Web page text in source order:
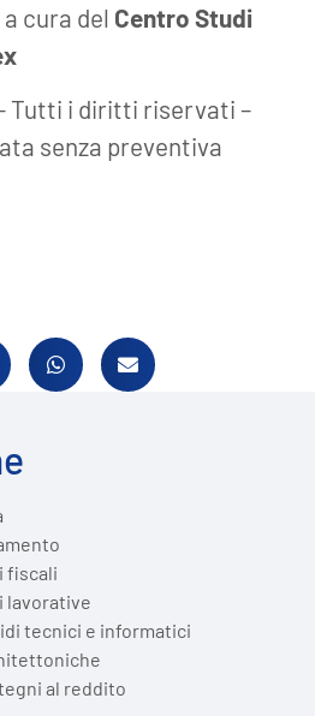
cura del Centro Studi
Tutti i diritti riservati –
senza preventiva
fiscali
lavorative
tecnici e informatici
al reddito